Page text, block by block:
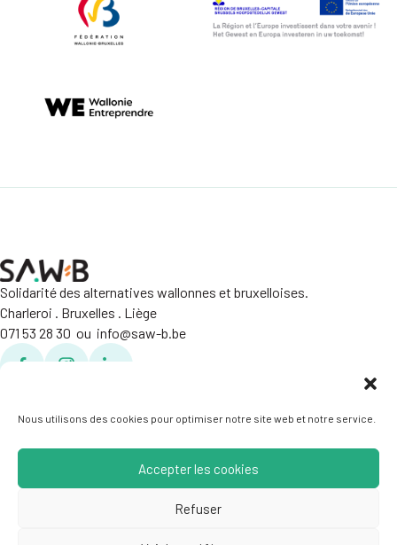
Nous utilisons des cookies pour optimiser notre site web et notre service.
Accepter les cookies
Refuser
Solidarité des alternatives wallonnes et bruxelloises.
Charleroi . Bruxelles . Liège
071 53 28 30 ou info@saw-b.be
FacebookFacebookLinkedin
Crédits